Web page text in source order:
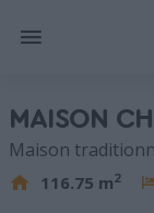
MAISON
Maison
116.75 m2